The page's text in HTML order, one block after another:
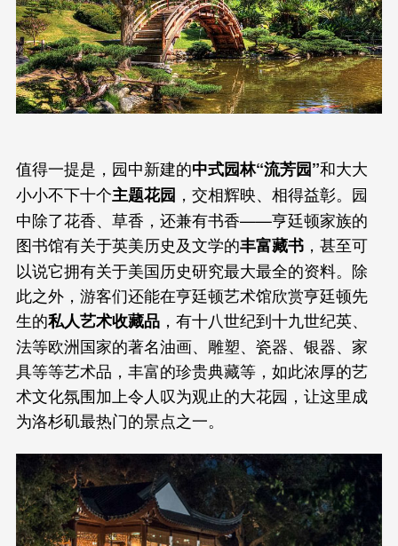
值得一提是，园中新建的中式园林“流芳园”和大大
小小不下十个主题花园 ，交相辉映、相得益彰。园
中除了花香、草香，还兼有书香——亨廷顿家族的
图书馆有关于英美历史及文学的丰富藏书，甚至可
以说它拥有关于美国历史研究最大最全的资料。除
此之外，游客们还能在亨廷顿艺术馆欣赏亨廷顿先
生的私人艺术收藏品，有十八世纪到十九世纪英、
法等欧洲国家的著名油画、雕塑、瓷器、银器、家
具等等艺术品，丰富的珍贵典藏等，如此浓厚的艺
术文化氛围加上令人叹为观止的大花园，让这里成
为洛杉矶最热门的景点之一。